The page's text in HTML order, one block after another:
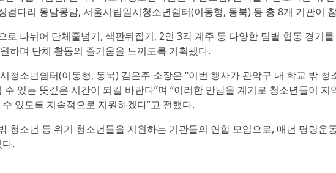
검다리 몽담몽담, 서울시립일시청소년쉼터(이동형, 동북) 등 총 8개 기관이
로 나뉘어 단체줄넘기, 색판뒤집기, 2인 3각 계주 등 다양한 팀별 협동 경기
하며 단체 활동의 즐거움을 느끼도록 기획됐다.
청소년쉼터(이동형, 동북) 김은주 소장은 “이번 행사가 관악구 내 학교 밖 청
있는 뜻깊은 시간이 되길 바란다”며 “이러한 만남을 계기로 청소년들이 지
있도록 지속적으로 지원하겠다”고 전했다.
청소년 등 위기 청소년들을 지원하는 기관들의 연합 모임으로, 매년 명랑운
.